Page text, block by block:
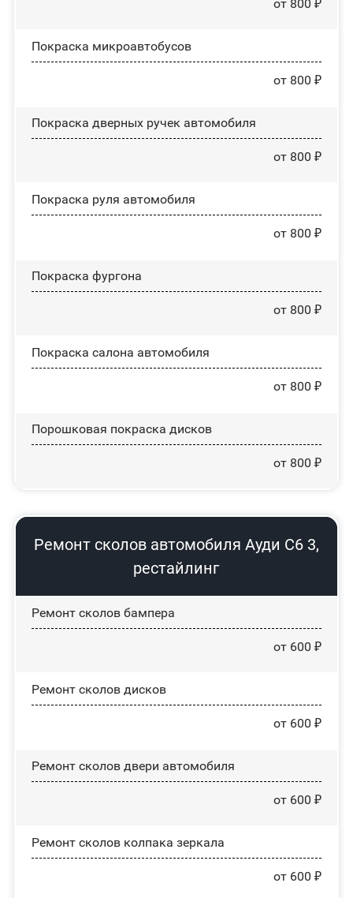
от 800 ₽
Покраска микроавтобусов
от 800 ₽
Покраска дверных ручек автомобиля
от 800 ₽
Покраска руля автомобиля
от 800 ₽
Покраска фургона
от 800 ₽
Покраска салона автомобиля
от 800 ₽
Порошковая покраска дисков
от 800 ₽
Ремонт сколов автомобиля Ауди С6 3,
рестайлинг
Ремонт сколов бампера
от 600 ₽
Ремонт сколов дисков
от 600 ₽
Ремонт сколов двери автомобиля
от 600 ₽
Ремонт сколов колпака зеркала
от 600 ₽